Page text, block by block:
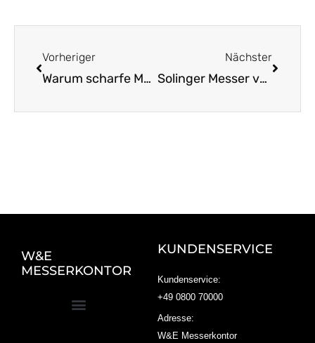
Vorheriger
Warum scharfe Messer in der Sushi-Küche so wichtig sind
Nächster
Solinger Messer verschenken: Freude für Küchenliebhaber
W&E
MESSERKONTOR
KUNDENSERVICE
Kundenservice:
+49 0800 70000
Adresse:
W&E Messerkontor